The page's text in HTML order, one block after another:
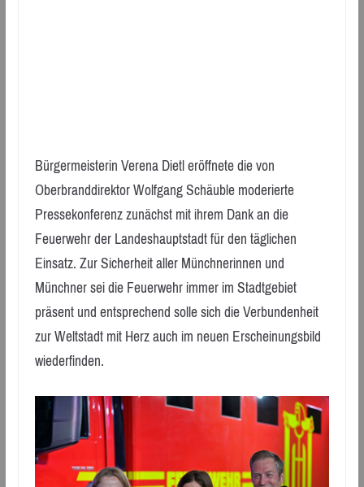
Bürgermeisterin Verena Dietl eröffnete die von
Oberbranddirektor Wolfgang Schäuble moderierte
Pressekonferenz zunächst mit ihrem Dank an die
Feuerwehr der Landeshauptstadt für den täglichen
Einsatz. Zur Sicherheit aller Münchnerinnen und
Münchner sei die Feuerwehr immer im Stadtgebiet
präsent und entsprechend solle sich die Verbundenheit
zur Weltstadt mit Herz auch im neuen Erscheinungsbild
wiederfinden.